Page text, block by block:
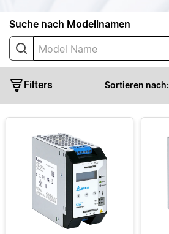
Suche nach Modellnamen
Model Name
Filters Sortieren nach:
CHROME
CHROME
II
CliQ
CliQ
M
CliQ
VA
DIN
standart
Ausgangsleistung
Ausgangsspannung